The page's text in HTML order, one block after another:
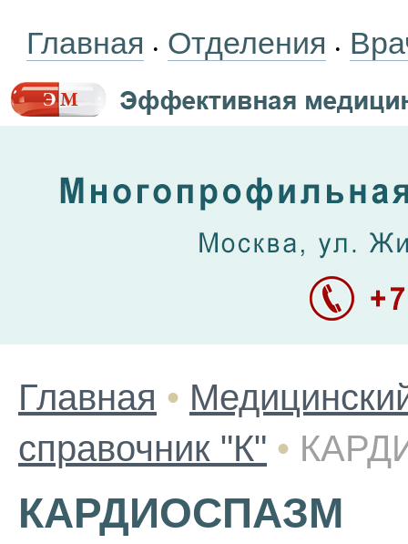
Главная • Отделения •
Главная •
справочник "К" •
КАРДИОСПАЗМ